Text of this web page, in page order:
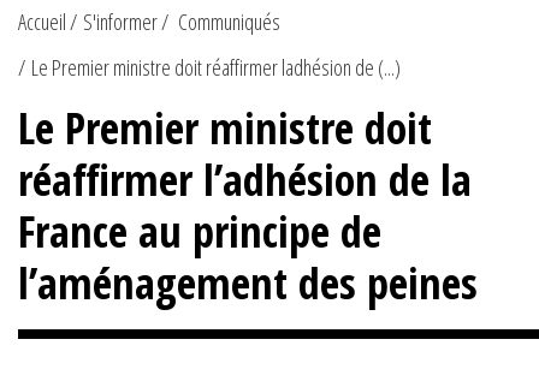
Accueil S'informer
Communiqués
Le Premier ministre doit réaffirmer ladhésion de (...)
Le Premier ministre doit
réaffirmer l’adhésion de la
France au principe de
l’aménagement des peines